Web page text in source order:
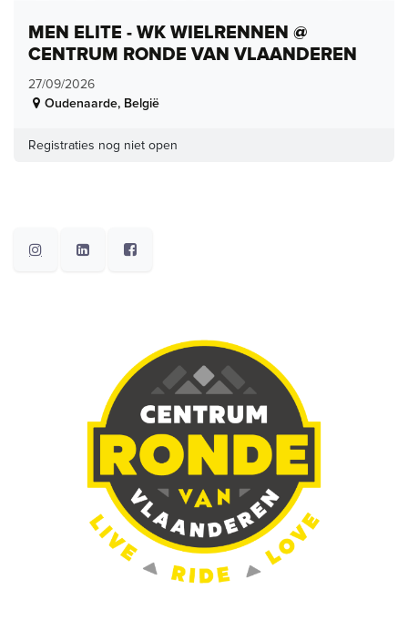
MEN ELITE - WK WIELRENNEN @
CENTRUM RONDE VAN VLAANDEREN
27/09/2026
Oudenaarde, België
Registraties nog niet open